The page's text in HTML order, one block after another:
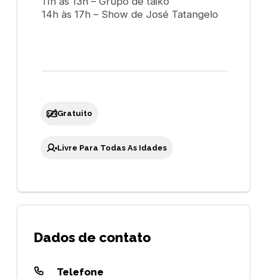
14h às 17h – Show de José Tatangelo
Gratuito
Livre Para Todas As Idades
Dados de contato
Telefone